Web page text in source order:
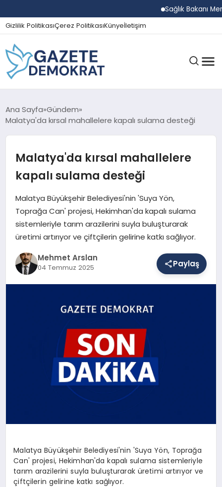
Sağlık Bakanı
Gizlilik PolitikasıÇerez PolitikasıKünyeİletişim
GÜNDEM
SPOR
MAGAZIN
SAĞLIK
Ana Sayfa Gündem
Malatya'da kırsal mahallelere kapalı sulama desteği
Malatya'da kırsal mahallelere
kapalı sulama desteği
Malatya Büyükşehir Belediyesi'nin 'Suya Yön,
Toprağa Can' projesi, Hekimhan'da kapalı sulama
sistemleriyle tarım arazilerini suyla buluşturarak
üretimi artırıyor ve çiftçilerin gelirine katkı sağlıyor.
Mehmet Arslan
04 Temmuz 2025 Paylaş
Malatya Büyükşehir Belediyesi'nin 'Suya Yön, Toprağa
Can' projesi, Hekimhan'da kapalı sulama sistemleriyle
tarım arazilerini suyla buluşturarak üretimi artırıyor ve
çiftçilerin gelirine katkı sağlıyor.